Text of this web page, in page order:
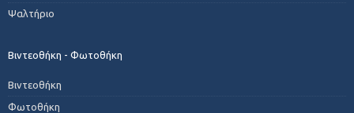
Ψαλτήριο
Βιντεοθήκη - Φωτοθήκη
Βιντεοθήκη
Φωτοθήκη